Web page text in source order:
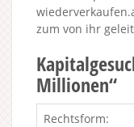
zum von ihr
Millionen“
Rechtsform: